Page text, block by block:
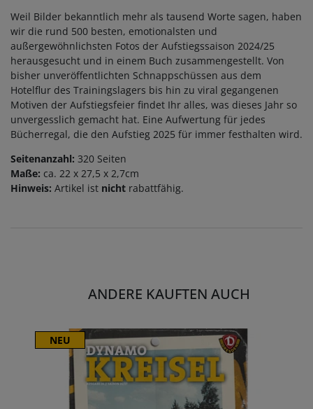
Weil Bilder bekanntlich mehr als tausend Worte sagen, haben
wir die rund 500 besten, emotionalsten und
außergewöhnlichsten Fotos der Aufstiegssaison 2024/25
herausgesucht und in einem Buch zusammengestellt. Von
bisher unveröffentlichten Schnappschüssen aus dem
Hotelflur des Trainingslagers bis hin zu viral gegangenen
Motiven der Aufstiegsfeier findet Ihr alles, was dieses Jahr so
unvergesslich gemacht hat. Eine Aufwertung für jedes
Bücherregal, die den Aufstieg 2025 für immer festhalten wird.
Seitenanzahl: 320 Seiten
Maße: ca. 22 x 27,5 x 2,7cm
Hinweis: Artikel ist nicht rabattfähig.
ANDERE KAUFTEN AUCH
NEU